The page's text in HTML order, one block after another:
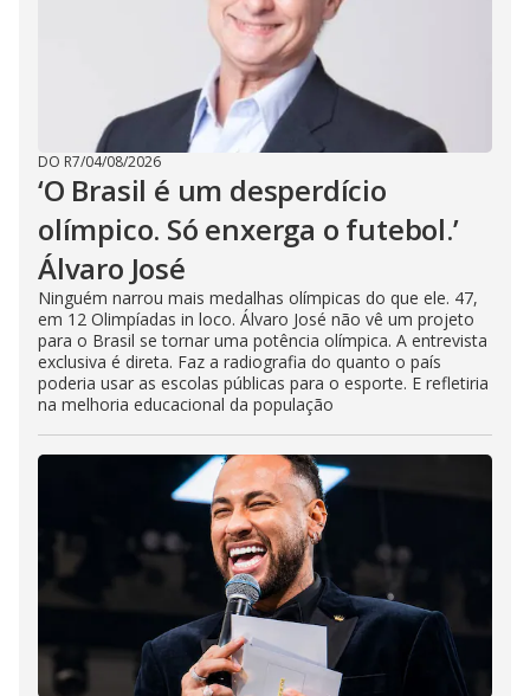
DO R7/04/08/2026
‘O Brasil é um desperdício
olímpico. Só enxerga o futebol.’
Álvaro José
Ninguém narrou mais medalhas olímpicas do que ele. 47,
em 12 Olimpíadas in loco. Álvaro José não vê um projeto
para o Brasil se tornar uma potência olímpica. A entrevista
exclusiva é direta. Faz a radiografia do quanto o país
poderia usar as escolas públicas para o esporte. E refletiria
na melhoria educacional da população